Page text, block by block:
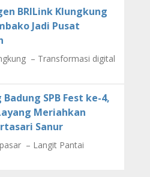
BRILink Klungkung
Jadi Pusat
– Transformasi digital
SPB Fest ke-4,
Meriahkan
Sanur
– Langit Pantai